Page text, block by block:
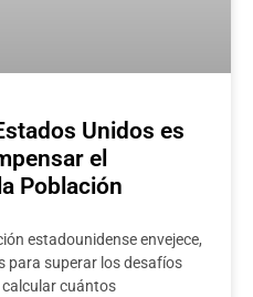
Unidos es
el
Población
estadounidense envejece,
para superar los desafíos
calcular cuántos